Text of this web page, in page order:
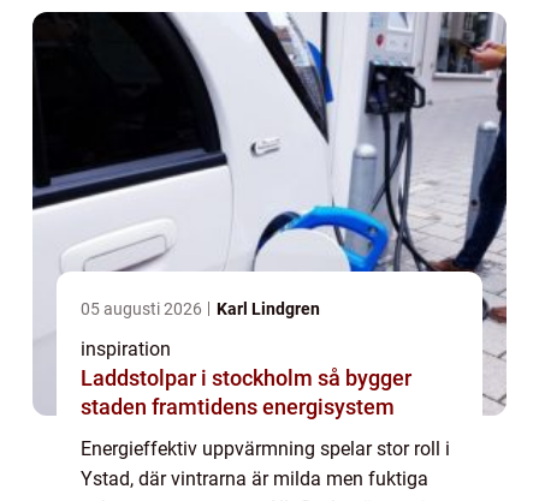
05 augusti 2026 Karl Lindgren
inspiration
Laddstolpar i stockholm så bygger
staden framtidens energisystem
Energieffektiv uppvärmning spelar stor roll i
Ystad, där vintrarna är milda men fuktiga